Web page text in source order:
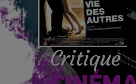
Critique